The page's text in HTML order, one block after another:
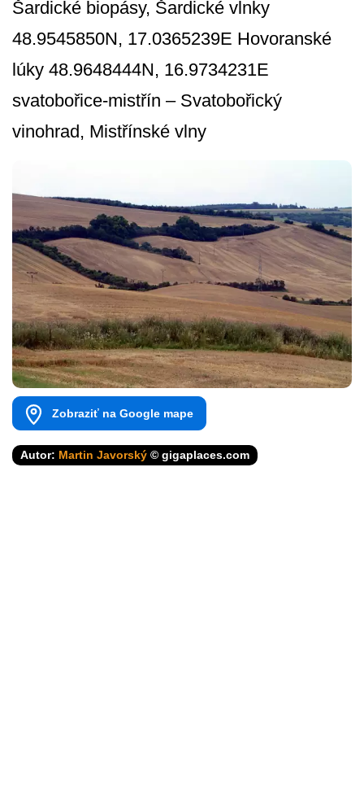
Šardické biopásy, Šardické vlnky
48.9545850N, 17.0365239E Hovoranské
lúky 48.9648444N, 16.9734231E
svatobořice-mistřín – Svatobořický
vinohrad, Mistřínské vlny
Zobraziť na Google mape
Autor: Martin Javorský © gigaplaces.com